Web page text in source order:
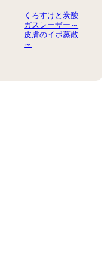
くろすけと炭酸
ガスレーザー～
皮膚のイボ蒸散
～